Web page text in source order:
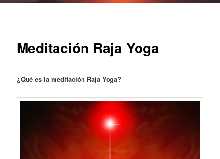
Meditación Raja Yoga
¿Qué es la meditación Raja Yoga?